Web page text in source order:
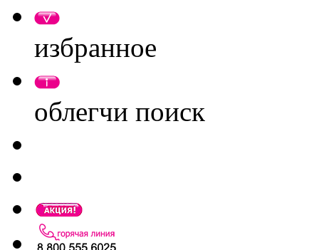
избранное
облегчи поиск